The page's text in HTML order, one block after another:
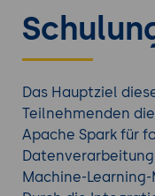
und eine voll
auf einer Cluster-
Erweitern Sie Ihr
Apache
Das Hauptziel
Teilnehmenden
Apache Spark für
Machine-